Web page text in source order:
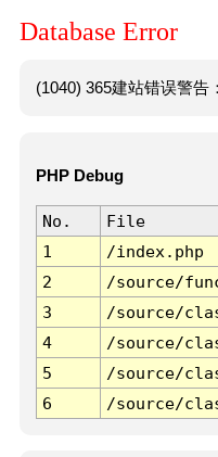
Database Error
(1040) 365建站错误警告
PHP Debug
No. File
1
/index.php
2
/source/
3
/source/
4
/source/
5
/source/
6
/source/